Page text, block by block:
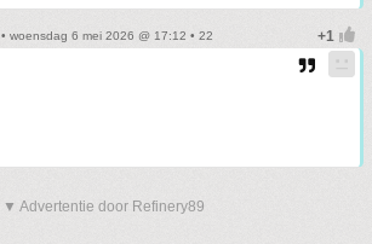
• woensdag 6 mei 2026 @ 17:12 • 22
▼ Advertentie door Refinery89